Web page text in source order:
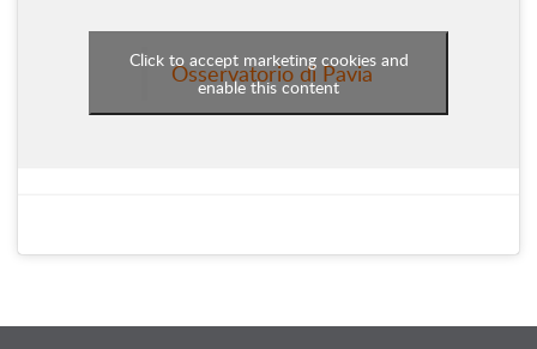
Osservatorio di Pavia
Click to accept marketing cookies and
enable this content